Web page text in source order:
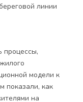
линии
процессы,
модели к
показали, как
на